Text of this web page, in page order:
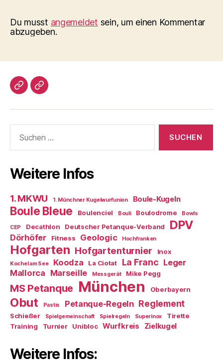
Du musst angemeldet sein, um einen Kommentar
abzugeben.
Impressum/DatSchutz
Beliebte
nach:
Weitere Infos
1. MKWU 1. Münchner Kugelwurfunion Boule-Kugeln
Boule Bleue Boulenciel Bouli Boulodrome Bowls
CEP Decathlon Deutscher Petanque-Verband DPV
Dörhöfer Fitness Geologic Hochfranken
Hofgarten Hofgartenturnier Inox
Kochel am See Koodza La Ciotat La Franc Leger
Mallorca Marseille Messgerät Mike Pegg
MS Petanque München Oberbayern
Obut Pastis Petanque-Regeln Reglement
Schießer Spielgemeinschaft Spielregeln Superinox
Tirette
Training
Turnier Unibloc Wurfkreis Zielkugel
Weitere Infos: